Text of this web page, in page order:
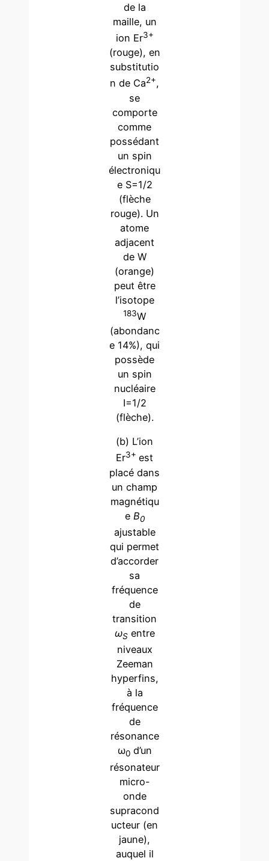
de la
maille, un
ion Er3+
(rouge), en
substitutio
n de Ca2+,
se
comporte
comme
possédant
un spin
électroniqu
e S=1/2
(flèche
rouge). Un
atome
adjacent
de W
(orange)
peut être
l’isotope
183W
(abondanc
e 14%), qui
possède
un spin
nucléaire
I=1/2
(flèche).
(b) L’ion
Er3+ est
placé dans
un champ
magnétiqu
e B0
ajustable
qui permet
d’accorder
sa
fréquence
de
transition
ωSentre
niveaux
Zeeman
hyperfins,
à la
fréquence
de
résonance
ω0d’un
résonateur
micro-
onde
supracond
ucteur (en
jaune),
auquel il